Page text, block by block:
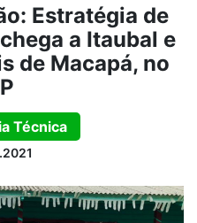
Estratégia de
a Itaubal e
de Macapá, no
Técnica